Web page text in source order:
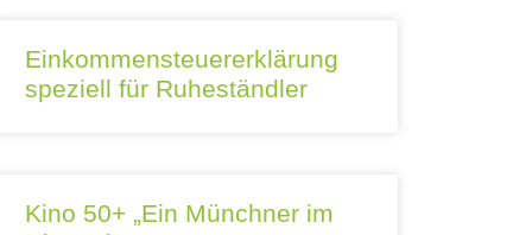
Einkommensteuererklärung
speziell für Ruheständler
Kino 50+ „Ein Münchner im